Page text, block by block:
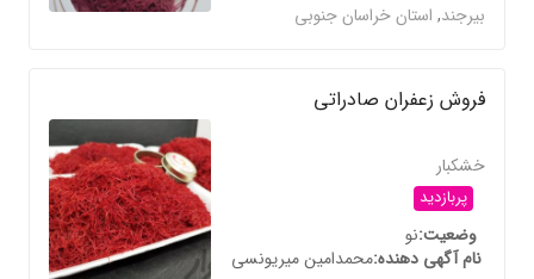
بیرجند,استان خراسان جنوبی
فروش زعفران صادراتی
خشکبار
پربازدید
وضعیتنو
نام آگهی دهندهمحمدامین میریونسی